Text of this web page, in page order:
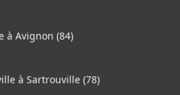
à Avignon (84)
à Sartrouville (78)